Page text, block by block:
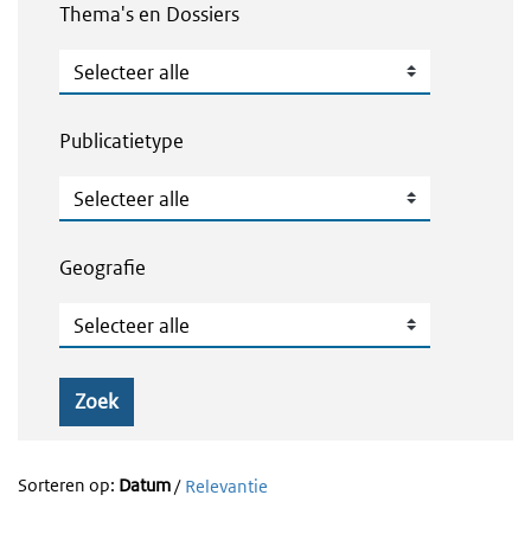
Thema's en Dossiers
Thema's en Dossiers
Publicatietype
Publicatietype
Geografie
Geografie
Zoek
Sorteren op: Datum/ Relevantie